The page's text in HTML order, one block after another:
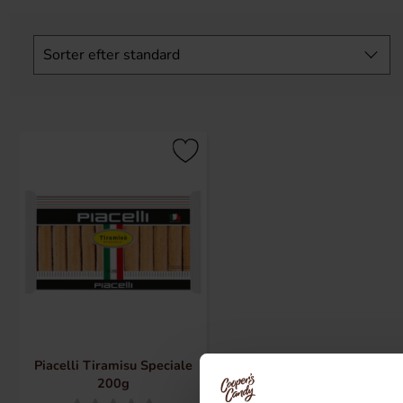
Spring
filtre
over
Sorter efter standard
Piacelli Tiramisu Speciale
200g